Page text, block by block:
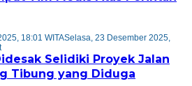
18:01 WITASelasa, 23 Desember 2025,
Selidiki Proyek Jalan
Tibung yang Diduga